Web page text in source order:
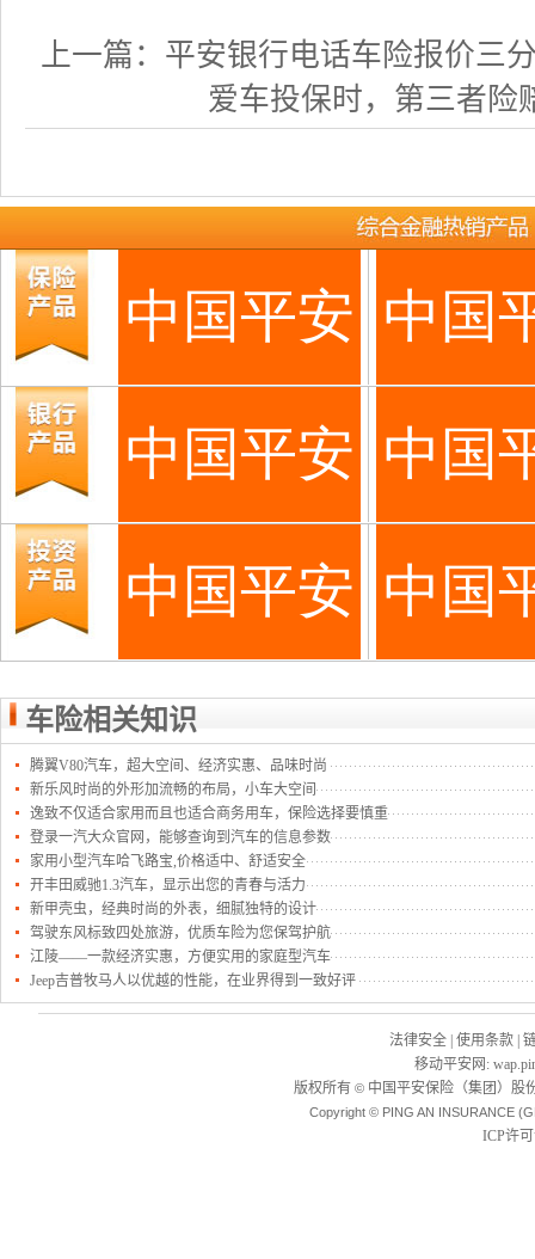
上一篇： 平安银行电话车险报价三
爱车投保时，第三者险
车险相关知识
腾翼V80汽车，超大空间、经济实惠、品味时尚
新乐风时尚的外形加流畅的布局，小车大空间
逸致不仅适合家用而且也适合商务用车，保险选择要慎重
登录一汽大众官网，能够查询到汽车的信息参数
家用小型汽车哈飞路宝,价格适中、舒适安全
开丰田威驰1.3汽车，显示出您的青春与活力
新甲壳虫，经典时尚的外表，细腻独特的设计
驾驶东风标致四处旅游，优质车险为您保驾护航
江陵——一款经济实惠，方便实用的家庭型汽车
Jeep吉普牧马人以优越的性能，在业界得到一致好评
法律安全 使用条款
移动平安网 :
版权所有 ©中国平安保险（集团）股
Copyright © PING AN INSURANCE
ICP许